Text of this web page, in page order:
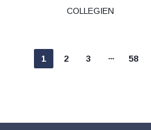
COLLEGIEN
1 2 3 58